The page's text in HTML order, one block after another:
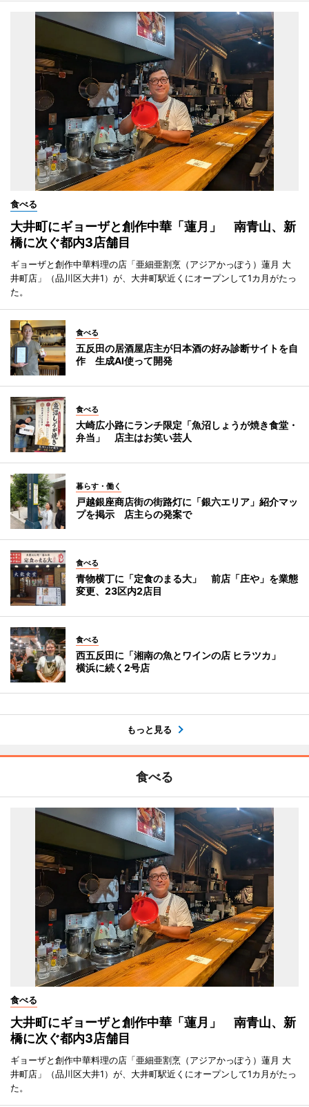
食べる
大井町にギョーザと創作中華「蓮月」 南青山、新
橋に次ぐ都内3店舗目
ギョーザと創作中華料理の店「亜細亜割烹（アジアかっぽう）蓮月 大
井町店」（品川区大井1）が、大井町駅近くにオープンして1カ月がたっ
た。
食べる
五反田の居酒屋店主が日本酒の好み診断サイトを自
作 生成AI使って開発
食べる
大崎広小路にランチ限定「魚沼しょうが焼き食堂・
弁当」 店主はお笑い芸人
暮らす・働く
戸越銀座商店街の街路灯に「銀六エリア」紹介マッ
プを掲示 店主らの発案で
食べる
青物横丁に「定食のまる大」 前店「庄や」を業態
変更、23区内2店目
食べる
西五反田に「湘南の魚とワインの店 ヒラツカ」
横浜に続く2号店
もっと見る
食べる
食べる
大井町にギョーザと創作中華「蓮月」 南青山、新
橋に次ぐ都内3店舗目
ギョーザと創作中華料理の店「亜細亜割烹（アジアかっぽう）蓮月 大
井町店」（品川区大井1）が、大井町駅近くにオープンして1カ月がたっ
た。